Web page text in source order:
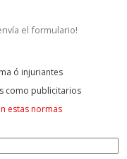
el formulario!
ó injuriantes
como publicitarios
estas normas